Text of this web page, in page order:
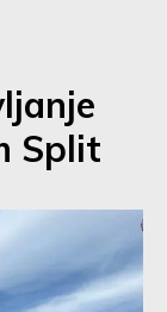
Split